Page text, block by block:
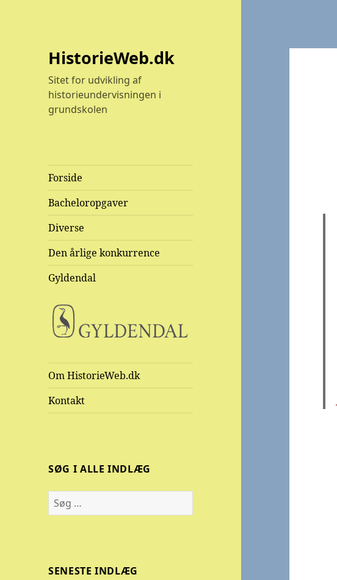
HistorieWeb.dk
Sitet for udvikling af
historieundervisningen i
grundskolen
Forside
Bacheloropgaver
Diverse
Den årlige konkurrence
Gyldendal
Om HistorieWeb.dk
Kontakt
SØG I ALLE INDLÆG
Søg
efter:
SENESTE INDLÆG